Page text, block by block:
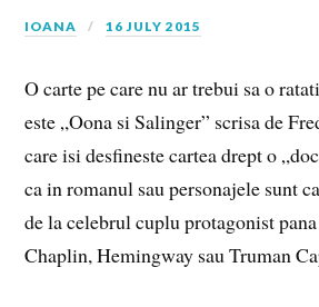
IOANA 16 JULY 2015
O carte pe care nu ar trebui sa o
este „Oona si Salinger” scrisa de
care isi desfineste cartea drept o
ca in romanul sau personajele sunt
de la celebrul cuplu protagonist
Chaplin, Hemingway sau Truman